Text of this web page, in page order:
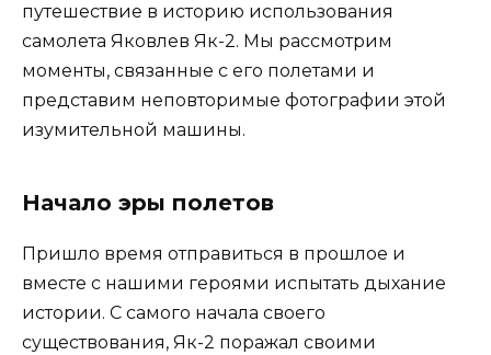
путешествие в историю использования
самолета Яковлев Як-2. Мы рассмотрим
моменты, связанные с его полетами и
представим неповторимые фотографии этой
изумительной машины.
Начало эры полетов
Пришло время отправиться в прошлое и
вместе с нашими героями испытать дыхание
истории. С самого начала своего
существования, Як-2 поражал своими